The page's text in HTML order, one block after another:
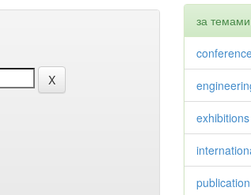
за темами
exhibitions